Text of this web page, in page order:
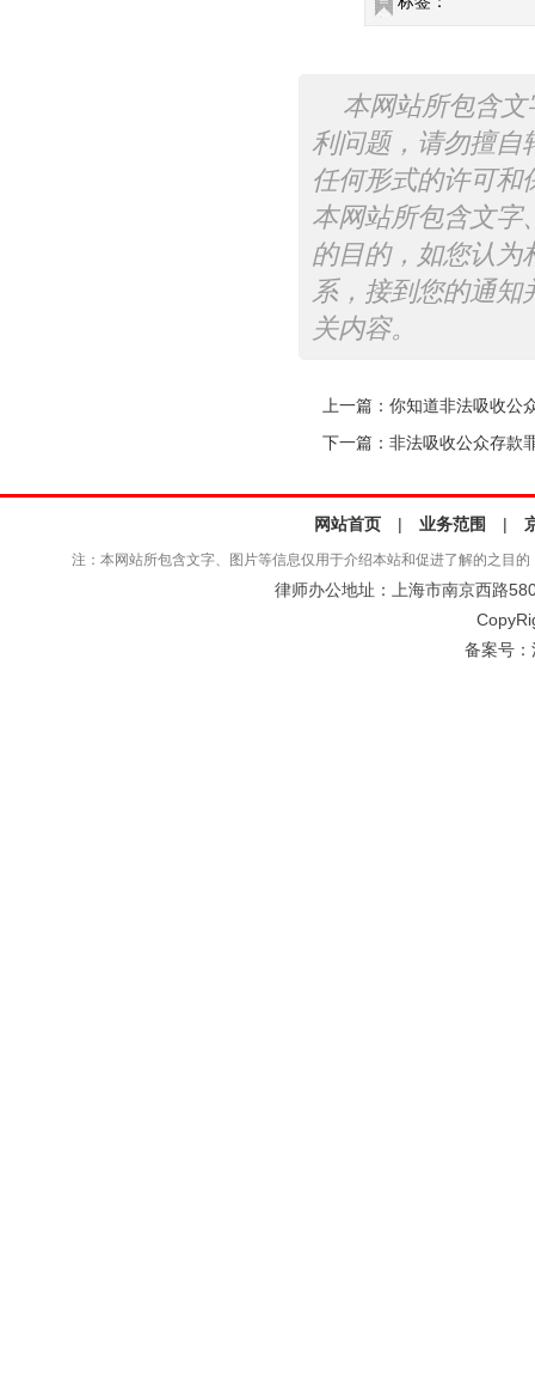
本网站所包含
利问题，请勿擅自
任何形式的许可和
本网站所包含文字
的目的，如您认为
系，接到您的通知
关内容。
上一篇： 你知道非法吸收公
下一篇： 非法吸收公众存款
网站首页 | 业务范围 |
注：本网站所包含文字、图片等信息仅用于介绍本站和促进了解的之目
律师办公地址：上海市南京西路
备案号：